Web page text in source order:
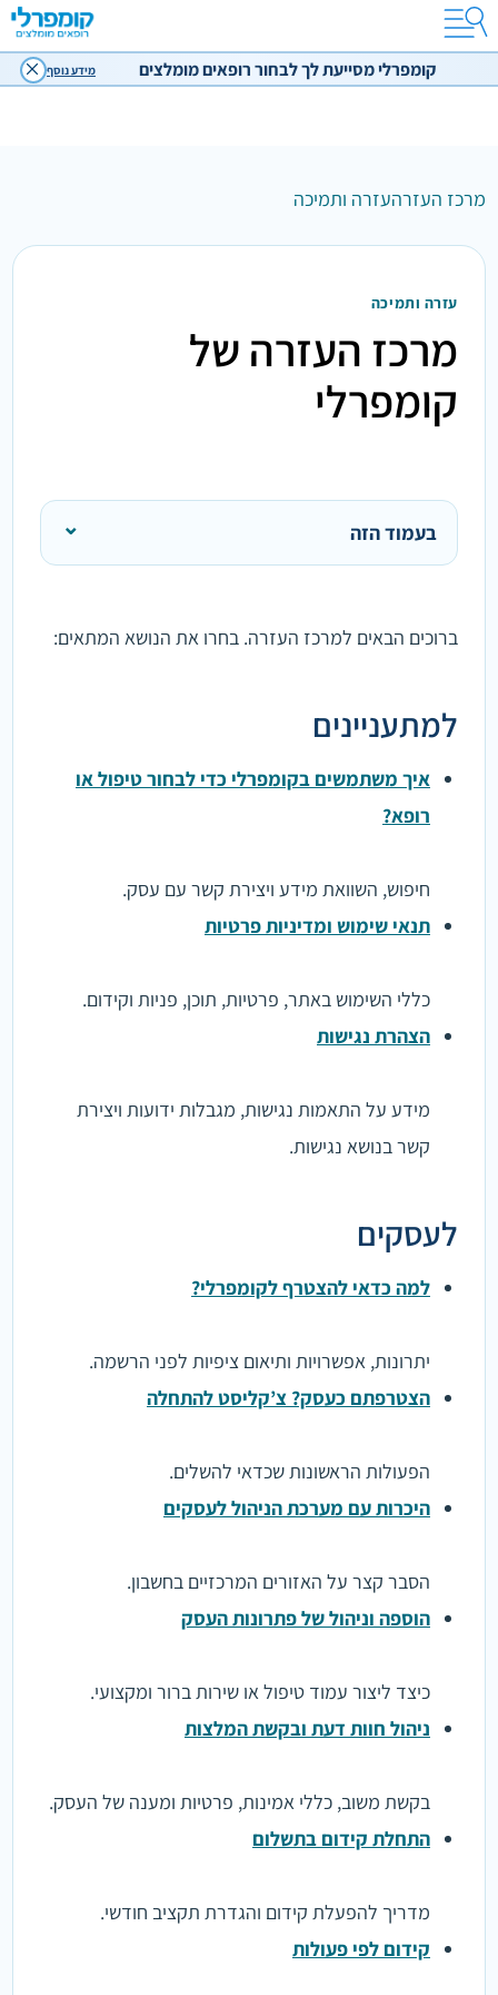
קומפרלי מסייעת לך לבחור רופאים מומלצים מידע נוסף
מרכז העזרהעזרה ותמיכה
עזרה ותמיכה
מרכז העזרה של
קומפרלי
בעמוד הזה
ברוכים הבאים למרכז העזרה. בחרו את הנושא המתאים:
למתעניינים
איך משתמשים בקומפרלי כדי לבחור טיפול או
רופא?
חיפוש, השוואת מידע ויצירת קשר עם עסק.
תנאי שימוש ומדיניות פרטיות
כללי השימוש באתר, פרטיות, תוכן, פניות וקידום.
הצהרת נגישות
מידע על התאמות נגישות, מגבלות ידועות ויצירת
קשר בנושא נגישות.
לעסקים
למה כדאי להצטרף לקומפרלי?
יתרונות, אפשרויות ותיאום ציפיות לפני הרשמה.
הצטרפתם כעסק? צ’קליסט להתחלה
הפעולות הראשונות שכדאי להשלים.
היכרות עם מערכת הניהול לעסקים
הסבר קצר על האזורים המרכזיים בחשבון.
הוספה וניהול של פתרונות העסק
כיצד ליצור עמוד טיפול או שירות ברור ומקצועי.
ניהול חוות דעת ובקשת המלצות
בקשת משוב, כללי אמינות, פרטיות ומענה של העסק.
התחלת קידום בתשלום
מדריך להפעלת קידום והגדרת תקציב חודשי.
קידום לפי פעולות